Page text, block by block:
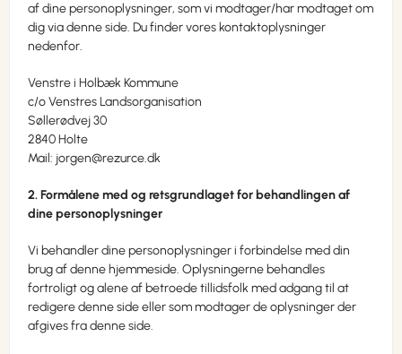
af dine personoplysninger, som vi modtager/har modtaget om
dig via denne side. Du finder vores kontaktoplysninger
nedenfor.
Venstre i Holbæk Kommune
c/o Venstres Landsorganisation
Søllerødvej 30
2840 Holte
Mail: jorgen@rezurce.dk
2. Formålene med og retsgrundlaget for behandlingen af
dine personoplysninger
Vi behandler dine personoplysninger i forbindelse med din
brug af denne hjemmeside. Oplysningerne behandles
fortroligt og alene af betroede tillidsfolk med adgang til at
redigere denne side eller som modtager de oplysninger der
afgives fra denne side.